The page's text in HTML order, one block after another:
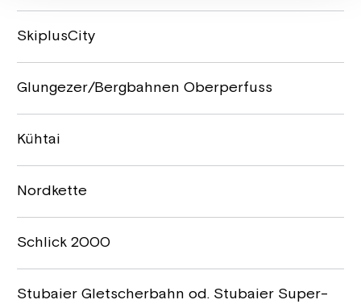
SkiplusCity
Glungezer/Bergbahnen Oberperfuss
Kühtai
Nordkette
Schlick 2000
Stubaier Gletscherbahn od. Stubaier Super-